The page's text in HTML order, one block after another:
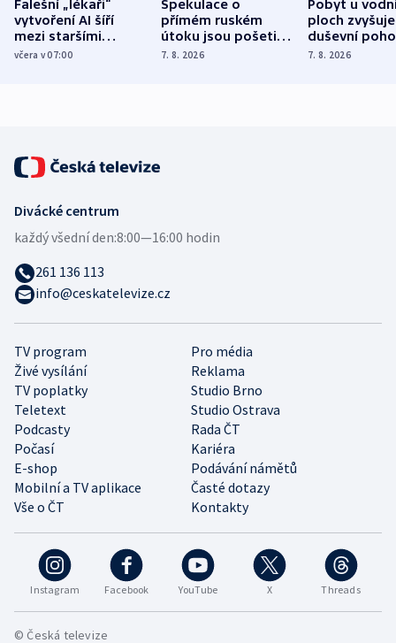
Falešní „lékaři“
vytvoření AI šíří
mezi staršími
Poláky nebezpečné
včera v 07:00
Spekulace o
přímém ruském
útoku jsou pošetilé,
míní estonský
7. 8. 2026
Pobyt u
ploch zvyšuje
duševní
ukázala
7. 8. 2026
Instagram Facebook YouTube X Threads
TV program
Pro média
Živé vysílání
Reklama
TV poplatky
Studio Brno
Teletext
Studio Ostrava
Podcasty
Rada ČT
Počasí
Kariéra
E-shop
Podávání námětů
Mobilní a TV aplikace
Časté dotazy
Vše o ČT
Kontakty
Divácké centrum
každý všední den:8:00—16:00 hodin
261 136 113
info@ceskatelevize.cz
© Česká televize